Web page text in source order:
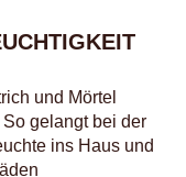
und Mörtel
gelangt bei der
ins Haus und